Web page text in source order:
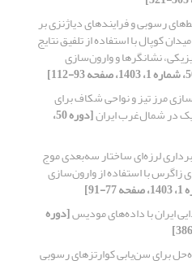
رسوبی و فرایندهای دیاژنزی بر
کوپال با استفاده از تلفیق نتایج
نشانگرها و وارون‌سازی
مرز تیز و نواحی شکاف برای
در شمال‌غرب ایران [دوره 50،
لرزه‌ای ساختار سه‌بعدی موج
زاگرس با استفاده از وارون‌سازی
ایران با داده‌های مودیس[دوره
برای سن‌یابی کوارتزهای رسوبی